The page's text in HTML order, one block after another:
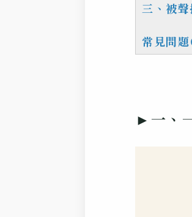
三、被
常見問
►一、